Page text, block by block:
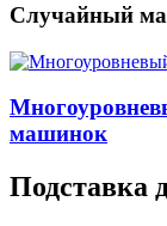
Случайный
машинок
Подставка